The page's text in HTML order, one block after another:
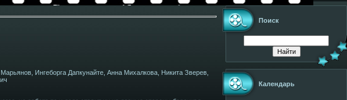
Ингеборга Дапкунайте, Анна Михалкова, Никита Зверев,
Поиск
Календарь